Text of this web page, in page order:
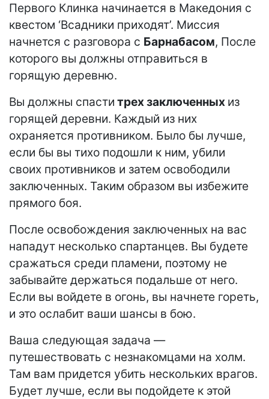
Первого Клинка начинается в Македония с
квестом ‘Всадники приходят’. Миссия
начнется с разговора с Барнабасом, После
которого вы должны отправиться в
горящую деревню.
Вы должны спасти трех заключенных из
горящей деревни. Каждый из них
охраняется противником. Было бы лучше,
если бы вы тихо подошли к ним, убили
своих противников и затем освободили
заключенных. Таким образом вы избежите
прямого боя.
После освобождения заключенных на вас
нападут несколько спартанцев. Вы будете
сражаться среди пламени, поэтому не
забывайте держаться подальше от него.
Если вы войдете в огонь, вы начнете гореть,
и это ослабит ваши шансы в бою.
Ваша следующая задача —
путешествовать с незнакомцами на холм.
Там вам придется убить нескольких врагов.
Будет лучше, если вы подойдете к этой